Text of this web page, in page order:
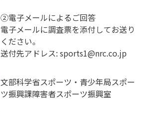
②電子メールによるご回答
電子メールに調査票を添付してお送り
ください。
送付先アドレス: sports1@nrc.co.jp
文部科学省スポーツ・青少年局スポー
ツ振興課障害者スポーツ振興室